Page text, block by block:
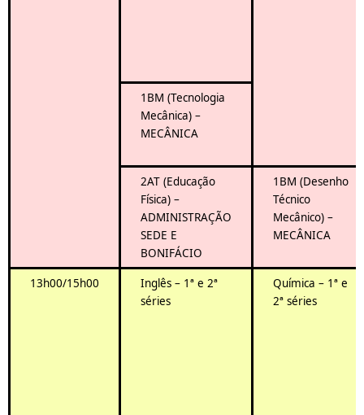
1BM (Tecnologia
Mecânica) –
MECÂNICA
2AT (Educação
Física) –
ADMINISTRAÇÃO
SEDE E
BONIFÁCIO
1BM (Desenho
Técnico
Mecânico) –
MECÂNICA
13h00/15h00
Inglês – 1ª e 2ª
séries
Química – 1ª e
2ª séries